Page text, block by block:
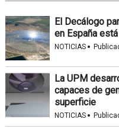
El Decálogo
en España
NOTICIAS ·
La UPM
capaces de
superficie
NOTICIAS ·